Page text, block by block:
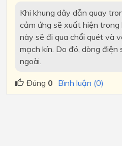
Khi khung dây dẫn quay
cảm ứng sẽ xuất hiện trong
này sẽ đi qua chổi quét và
mạch kín. Do đó, dòng điện
ngoài.
Đúng 0 Bình luận (0)